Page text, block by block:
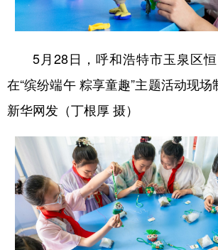
5月28日，呼和浩特市玉泉区恒
在“缤纷端午 粽享童趣”主题活动现场
新华网发（丁根厚 摄）